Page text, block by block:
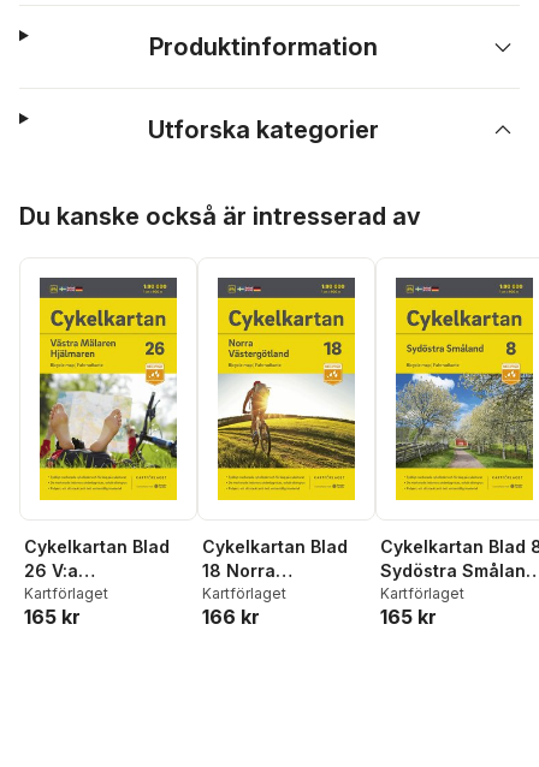
Produktinformation
Utforska kategorier
Du kanske också är intresserad av
Cykelkartan Blad
26 V:a
Mälaren/Hjälmaren
2023-2025
Kartförlaget
165 kr
Cykelkartan Blad
18 Norra
Västergötland
2023-2025
Kartförlaget
166 kr
Cykelkartan Blad
Sydöstra Småland
2023-2025
Kartförlaget
165 kr